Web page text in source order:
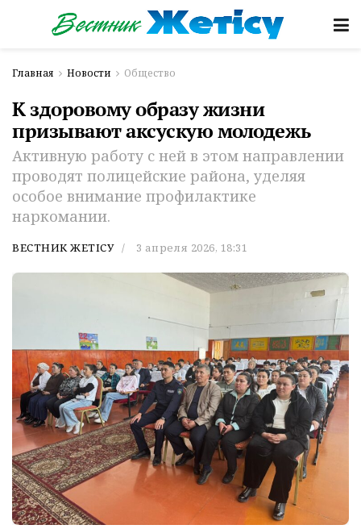
Главная Новости Общество
К здоровому образу жизни
призывают аксускую молодежь
Активную работу с ней в этом направлении
проводят полицейские района, уделяя
особое внимание профилактике
наркомании.
ВЕСТНИК ЖЕТІСУ 3 апреля 2026, 18:31